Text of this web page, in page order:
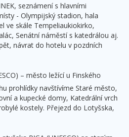
seznámení s hlavními
- Olympijský stadion, hala
ve skále Tempeliaukiokirko,
Senátní náměstí s katedrálou aj.
návrat do hotelu v pozdních
– město ležící u Finského
prohlídky navštívíme Staré město,
a kupecké domy, Katedrální vrch
kostely. Přejezd do Lotyšska,